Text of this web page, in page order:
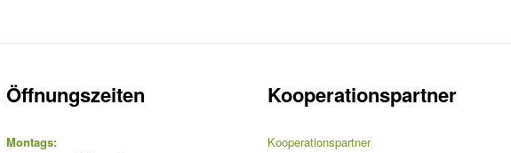
Öffnungszeiten
Montags:
Kooperationspartner
Kooperationspartner